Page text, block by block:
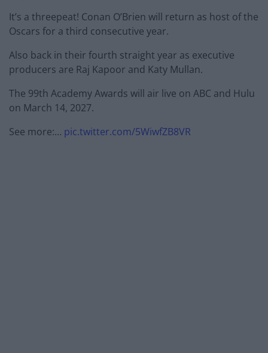
It’s a threepeat! Conan O’Brien will return as host of the
Oscars for a third consecutive year.
Also back in their fourth straight year as executive
producers are Raj Kapoor and Katy Mullan.
The 99th Academy Awards will air live on ABC and Hulu
on March 14, 2027.
See more:… pic.twitter.com/5WiwfZB8VR